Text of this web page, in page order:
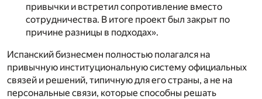
привычки и встретил сопротивление вместо
сотрудничества. В итоге проект был закрыт по
причине разницы в подходах».
Испанский бизнесмен полностью полагался на
привычную институциональную систему официальных
связей и решений, типичную для его страны, а не на
персональные связи, которые способны решать